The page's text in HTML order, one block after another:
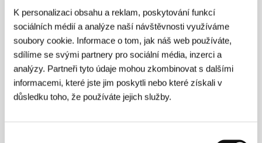
K personalizaci obsahu a reklam, poskytování funkcí
sociálních médií a analýze naší návštěvnosti využíváme
soubory cookie. Informace o tom, jak náš web používáte,
sdílíme se svými partnery pro sociální média, inzerci a
analýzy. Partneři tyto údaje mohou zkombinovat s dalšími
informacemi, které jste jim poskytli nebo které získali v
důsledku toho, že používáte jejich služby.
RežieMalena Szlam / KameraMalena Szlam/
/ Zvuk Lawrence English
StřihMalena Szlam/ ProducentJohn Edmond/
KontaktMalena Szlam
Režie